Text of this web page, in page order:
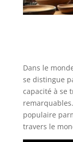
Dans le
se distingue
capacité à se
populaire
travers le